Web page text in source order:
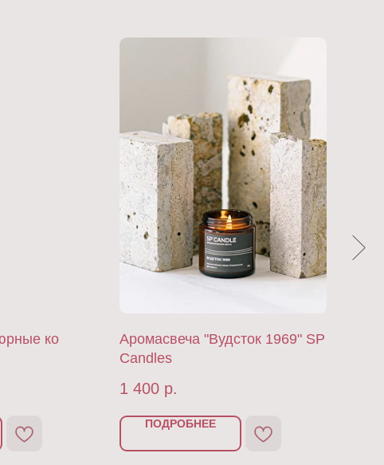
ко
Аромасвеча "Вудсток 1969" SP
Candles
1 400 р.
ПОДРОБНЕЕ